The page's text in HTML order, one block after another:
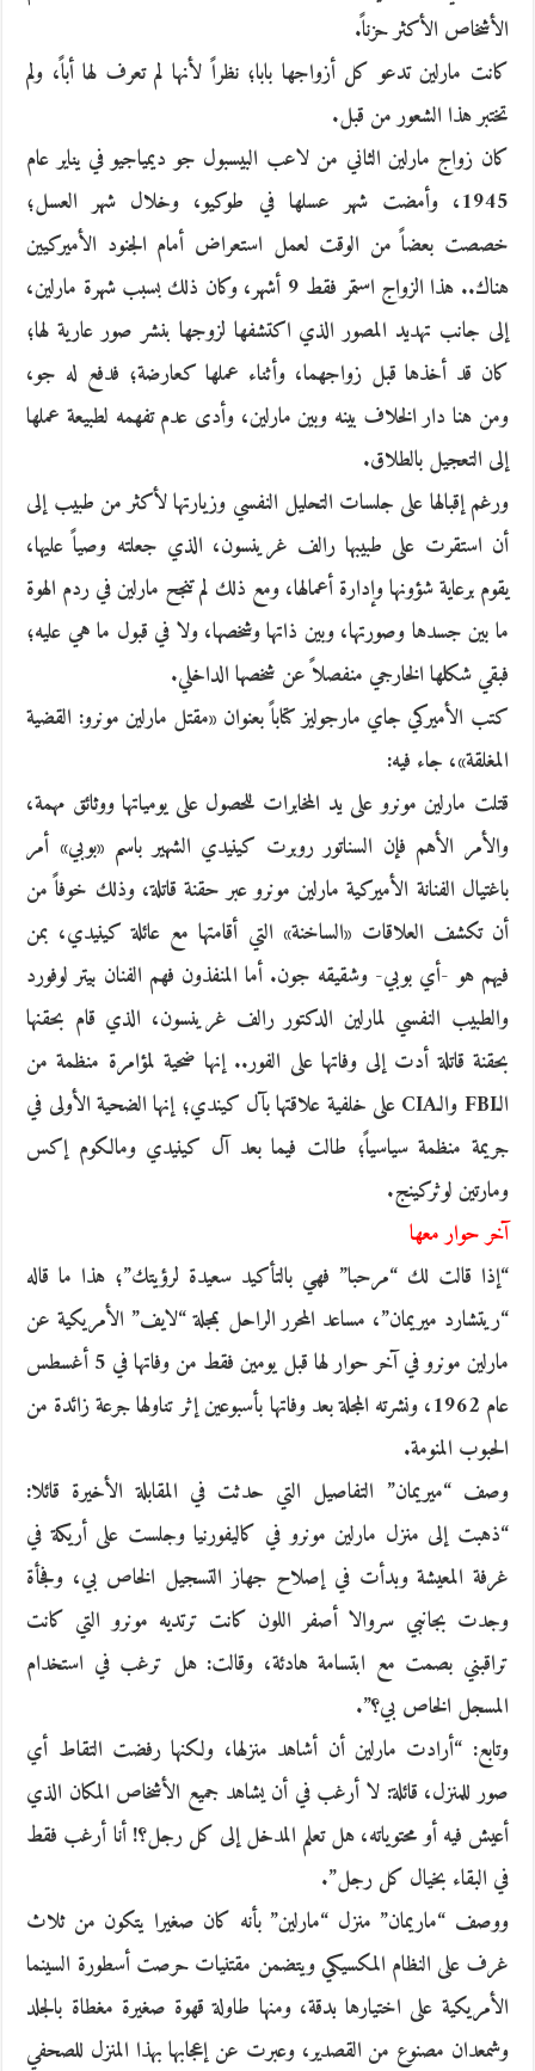
الأشخاص الأكثر حزناً.
كانت مارلين تدعو كل أزواجها بابا؛ نظراً لأنها لم تعرف لها أباً، ولم
تختبر هذا الشعور من قبل.
كان زواج مارلين الثاني من لاعب البيسبول جو ديمياجيو في يناير عام
1945، وأمضت شهر عسلها في طوكيو، وخلال شهر العسل؛
خصصت بعضاً من الوقت لعمل استعراض أمام الجنود الأميركيين
هناك.. هذا الزواج استمر فقط 9 أشهر، وكان ذلك بسبب شهرة مارلين،
إلى جانب تهديد المصور الذي اكتشفها لزوجها بنشر صور عارية لها؛
كان قد أخذها قبل زواجهما، وأثناء عملها كعارضة؛ فدفع له جو،
ومن هنا دار الخلاف بينه وبين مارلين، وأدى عدم تفهمه لطبيعة عملها
إلى التعجيل بالطلاق.
ورغم إقبالها على جلسات التحليل النفسي وزيارتها لأكثر من طبيب إلى
أن استقرت على طبيبها رالف غرينسون، الذي جعلته وصياً عليها،
يقوم برعاية شؤونها وإدارة أعمالها، ومع ذلك لم تنجح مارلين في ردم الهوة
ما بين جسدها وصورتها، وبين ذاتها وشخصها، ولا في قبول ما هي عليه؛
فبقي شكلها الخارجي منفصلاً عن شخصها الداخلي.
كتب الأميركي جاي مارجوليز كتاباً بعنوان «مقتل مارلين مونرو: القضية
المغلقة»، جاء فيه:
قتلت مارلين مونرو على يد المخابرات للحصول على يومياتها ووثائق مهمة،
والأمر الأهم فإن السناتور روبرت كينيدي الشهير باسم «بوبي» أمر
باغتيال الفنانة الأميركية مارلين مونرو عبر حقنة قاتلة، وذلك خوفاً من
أن تكشف العلاقات «الساخنة» التي أقامتها مع عائلة كينيدي، بمن
فيهم هو -أي بوبي- وشقيقه جون. أما المنفذون فهم الفنان بيتر لوفورد
والطبيب النفسي لمارلين الدكتور رالف غرينسون، الذي قام بحقنها
بحقنة قاتلة أدت إلى وفاتها على الفور.. إنها ضحية لمؤامرة منظمة من
الـFBI والـCIA على خلفية علاقتها بآل كيندي؛ إنها الضحية الأولى في
جريمة منظمة سياسياً؛ طالت فيما بعد آل كينيدي ومالكوم إكس
ومارتين لوثركينج.
آخر حوار معها
“إذا قالت لك “مرحبا” فهي بالتأكيد سعيدة لرؤيتك”؛ هذا ما قاله
“ريتشارد ميريمان”، مساعد المحرر الراحل بمجلة “لايف” الأمريكية عن
مارلين مونرو في آخر حوار لها قبل يومين فقط من وفاتها في 5 أغسطس
عام 1962، ونشرته المجلة بعد وفاتها بأسبوعين إثر تناولها جرعة زائدة من
الحبوب المنومة.
وصف “ميريمان” التفاصيل التي حدثت في المقابلة الأخيرة قائلا:
“ذهبت إلى منزل مارلين مونرو في كاليفورنيا وجلست على أريكة في
غرفة المعيشة وبدأت في إصلاح جهاز التسجيل الخاص بي، وفجأة
وجدت بجانبي سروالا أصفر اللون كانت ترتديه مونرو التي كانت
تراقبني بصمت مع ابتسامة هادئة، وقالت: هل ترغب في استخدام
المسجل الخاص بي؟”.
وتابع: “أرادت مارلين أن أشاهد منزلها، ولكنها رفضت التقاط أي
صور للمنزل، قائلة: لا أرغب في أن يشاهد جميع الأشخاص المكان الذي
أعيش فيه أو محتوياته، هل تعلم المدخل إلى كل رجل؟! أنا أرغب فقط
في البقاء بخيال كل رجل”.
ووصف “ماريمان” منزل “مارلين” بأنه كان صغيرا يتكون من ثلاث
غرف على النظام المكسيكي ويتضمن مقتنيات حرصت أسطورة السينما
الأمريكية على اختيارها بدقة، ومنها طاولة قهوة صغيرة مغطاة بالجلد
وشمعدان مصنوع من القصدير، وعبرت عن إعجابها بهذا المنزل للصحفي